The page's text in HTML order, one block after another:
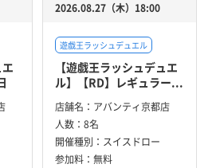
2026.08.27（木）18:00
遊戯王ラッシュデュエル
【遊戯王ラッシュデュエ
ル】【RD】レギュラー...
店舗名： アバンティ京都店
人数： 8名
開催種別： スイスドロー
参加料： 無料